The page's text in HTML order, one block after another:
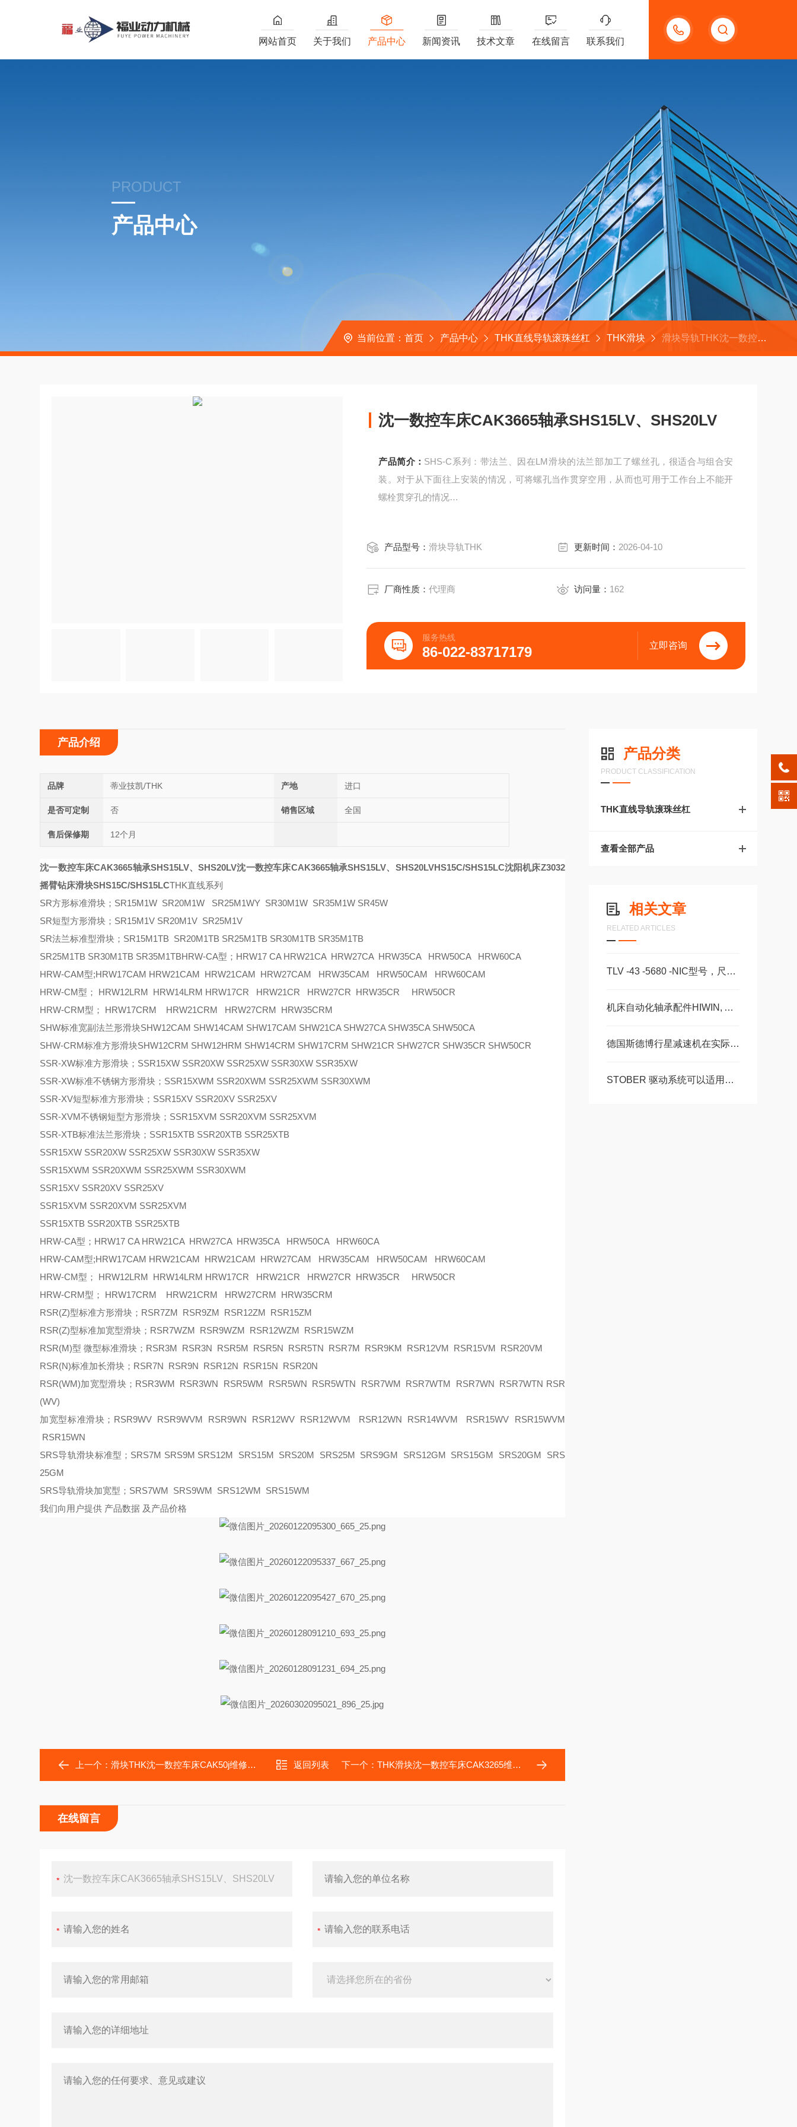
13132097161
网站首页 关于我们 产品中心 新闻资讯 技术文章 在线留言 联系我们
PRODUCT
产品中心
当前位置： 首页 产品中心 THK直线导轨滚珠丝杠 THK滑块 滑块导轨THK沈一数控车床CAK3665轴承SHS15LV、SHS20LV
沈一数控车床CAK3665轴承SHS15LV、SHS20LV
产品简介： SHS-C系列：带法兰、因在LM滑块的法兰部加工了螺丝孔，很适合与组合安
装。对于从下面往上安装的情况，可将螺孔当作贯穿空用，从而也可用于工作台上不能开
螺栓贯穿孔的情况
产品型号：滑块导轨THK 更新时间： 2026-04-10
厂商性质：代理商 访问量： 162
服务热线
86-022-83717179 立即咨询
产品分类
PRODUCT CLASSIFICATION
THK直线导轨滚珠丝杠
查看全部产品
相关文章
RELATED ARTICLES
TLV -43 -5680 -NIC型号，尺寸，长度CS -28 -100 -2RS -B -NIC 。
机床自动化轴承配件HIWIN, ABBA, AMT, PMI, TBI滑块导轨丝杠
德国斯德博行星减速机在实际使用过程中的常见问题相应解决方法分享
STOBER 驱动系统可以适用于配合精度高自由扩展 – 方案。 ‍
产品介绍
品牌 蒂业技凯/THK 产地 进口
是否可定制 否 销售区域 全国
售后保修期 12个月
沈一数控车床CAK3665轴承SHS15LV、SHS20LV沈一数控车床CAK3665轴承SHS15LV、SHS20LVHS15C/SHS15LC沈阳机床Z3032
摇臂钻床滑块SHS15C/SHS15LCTHK直线系列
SR方形标准滑块；SR15M1W SR20M1W SR25M1WY SR30M1W SR35M1W SR45W
SR短型方形滑块；SR15M1V SR20M1V SR25M1V
SR法兰标准型滑块；SR15M1TB SR20M1TB SR25M1TB SR30M1TB SR35M1TB
SR25M1TB SR30M1TB SR35M1TBHRW-CA型；HRW17 CA HRW21CA HRW27CA HRW35CA HRW50CA HRW60CA
HRW-CAM型;HRW17CAM HRW21CAM HRW21CAM HRW27CAM HRW35CAM HRW50CAM HRW60CAM
HRW-CM型； HRW12LRM HRW14LRM HRW17CR HRW21CR HRW27CR HRW35CR HRW50CR
HRW-CRM型； HRW17CRM HRW21CRM HRW27CRM HRW35CRM
SHW标准宽副法兰形滑块SHW12CAM SHW14CAM SHW17CAM SHW21CA SHW27CA SHW35CA SHW50CA
SHW-CRM标准方形滑块SHW12CRM SHW12HRM SHW14CRM SHW17CRM SHW21CR SHW27CR SHW35CR SHW50CR
SSR-XW标准方形滑块；SSR15XW SSR20XW SSR25XW SSR30XW SSR35XW
SSR-XW标准不锈钢方形滑块；SSR15XWM SSR20XWM SSR25XWM SSR30XWM
SSR-XV短型标准方形滑块；SSR15XV SSR20XV SSR25XV
SSR-XVM不锈钢短型方形滑块；SSR15XVM SSR20XVM SSR25XVM
SSR-XTB标准法兰形滑块；SSR15XTB SSR20XTB SSR25XTB
SSR15XW SSR20XW SSR25XW SSR30XW SSR35XW
SSR15XWM SSR20XWM SSR25XWM SSR30XWM
SSR15XV SSR20XV SSR25XV
SSR15XVM SSR20XVM SSR25XVM
SSR15XTB SSR20XTB SSR25XTB
HRW-CA型；HRW17 CA HRW21CA HRW27CA HRW35CA HRW50CA HRW60CA
HRW-CAM型;HRW17CAM HRW21CAM HRW21CAM HRW27CAM HRW35CAM HRW50CAM HRW60CAM
HRW-CM型； HRW12LRM HRW14LRM HRW17CR HRW21CR HRW27CR HRW35CR HRW50CR
HRW-CRM型； HRW17CRM HRW21CRM HRW27CRM HRW35CRM
RSR(Z)型标准方形滑块；RSR7ZM RSR9ZM RSR12ZM RSR15ZM
RSR(Z)型标准加宽型滑块；RSR7WZM RSR9WZM RSR12WZM RSR15WZM
RSR(M)型 微型标准滑块；RSR3M RSR3N RSR5M RSR5N RSR5TN RSR7M RSR9KM RSR12VM RSR15VM RSR20VM
RSR(N)标准加长滑块；RSR7N RSR9N RSR12N RSR15N RSR20N
RSR(WM)加宽型滑块；RSR3WM RSR3WN RSR5WM RSR5WN RSR5WTN RSR7WM RSR7WTM RSR7WN RSR7WTN RSR
(WV)
加宽型标准滑块； RSR9WV RSR9WVM RSR9WN RSR12WV RSR12WVM RSR12WN RSR14WVM RSR15WV RSR15WVM
RSR15WN
SRS导轨滑块标准型；SRS7M SRS9M SRS12M SRS15M SRS20M SRS25M SRS9GM SRS12GM SRS15GM SRS20GM SRS
25GM
SRS导轨滑块加宽型；SRS7WM SRS9WM SRS12WM SRS15WM
我们向用户提供 产品数据 及产品价格
上一个：滑块THK沈一数控车床CAK50j维修用SHS15R、SHS25R 返回列表 下一个： THK滑块沈一数控车床CAK3265维修用SHS55V、SHS65V
在线留言